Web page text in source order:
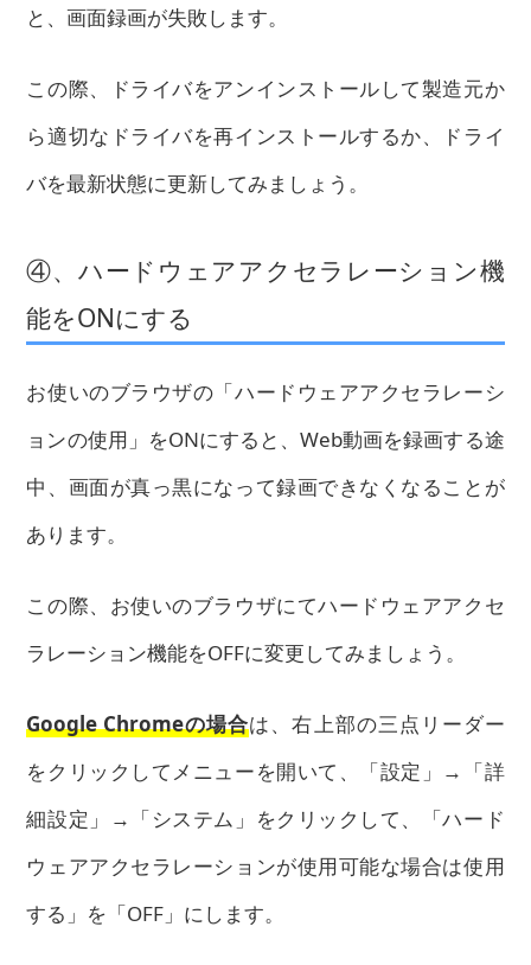
と、画面録画が失敗します。
この際、ドライバをアンインストールして製造元か
ら適切なドライバを再インストールするか、ドライ
バを最新状態に更新してみましょう。
④、ハードウェアアクセラレーション機
能をONにする
お使いのブラウザの「ハードウェアアクセラレーシ
ョンの使用」をONにすると、Web動画を録画する途
中、画面が真っ黒になって録画できなくなることが
あります。
この際、お使いのブラウザにてハードウェアアクセ
ラレーション機能をOFFに変更してみましょう。
Google Chromeの場合は、右上部の三点リーダー
をクリックしてメニューを開いて、「設定」→「詳
細設定」→「システム」をクリックして、「ハード
ウェアアクセラレーションが使用可能な場合は使用
する」を「OFF」にします。